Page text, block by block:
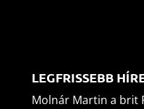
LEGFRISSEBB
Molnár Martin a brit